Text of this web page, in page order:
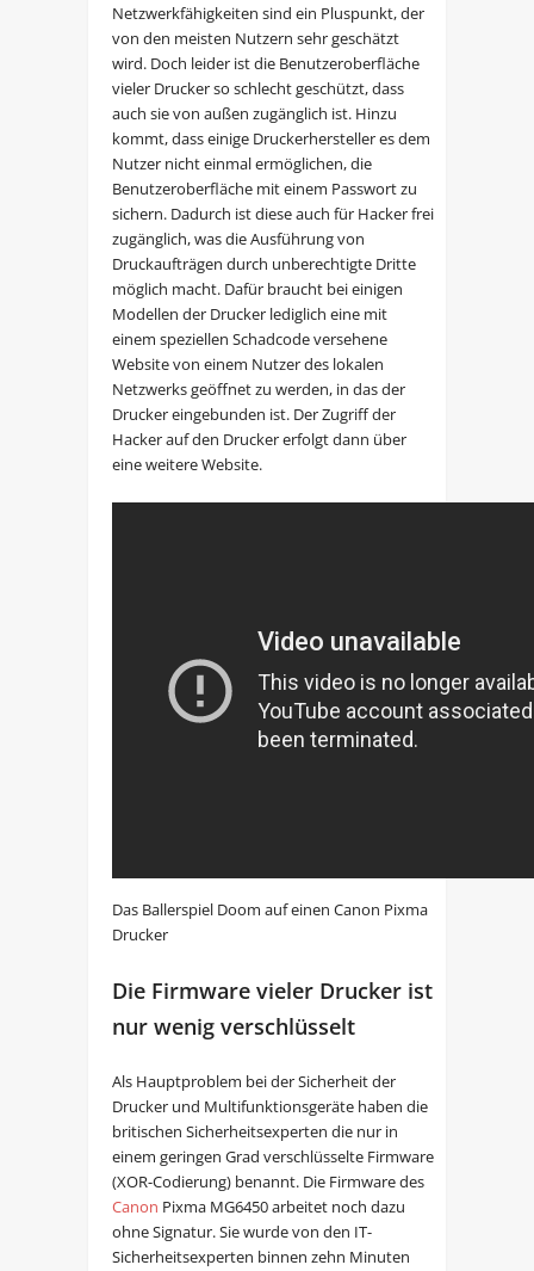
Netzwerkfähigkeiten sind ein Pluspunkt, der
von den meisten Nutzern sehr geschätzt
wird. Doch leider ist die Benutzeroberfläche
vieler Drucker so schlecht geschützt, dass
auch sie von außen zugänglich ist. Hinzu
kommt, dass einige Druckerhersteller es dem
Nutzer nicht einmal ermöglichen, die
Benutzeroberfläche mit einem Passwort zu
sichern. Dadurch ist diese auch für Hacker frei
zugänglich, was die Ausführung von
Druckaufträgen durch unberechtigte Dritte
möglich macht. Dafür braucht bei einigen
Modellen der Drucker lediglich eine mit
einem speziellen Schadcode versehene
Website von einem Nutzer des lokalen
Netzwerks geöffnet zu werden, in das der
Drucker eingebunden ist. Der Zugriff der
Hacker auf den Drucker erfolgt dann über
eine weitere Website.
Das Ballerspiel Doom auf einen Canon Pixma
Drucker
Die Firmware vieler Drucker ist
nur wenig verschlüsselt
Als Hauptproblem bei der Sicherheit der
Drucker und Multifunktionsgeräte haben die
britischen Sicherheitsexperten die nur in
einem geringen Grad verschlüsselte Firmware
(XOR-Codierung) benannt. Die Firmware des
Canon Pixma MG6450 arbeitet noch dazu
ohne Signatur. Sie wurde von den IT-
Sicherheitsexperten binnen zehn Minuten